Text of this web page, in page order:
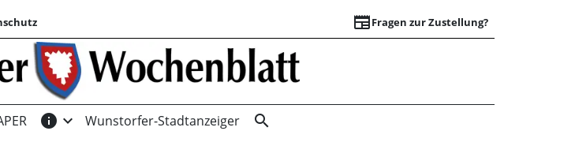
newspaperFragen zur Zustellung?
Brückentag |
info expand_more Wunstorfer-Stadtanzeiger search